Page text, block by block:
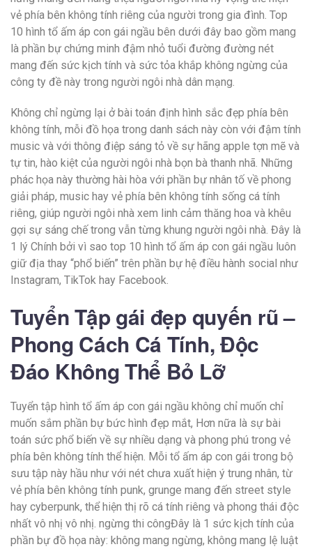
vẻ phía bên không tính riêng của người trong gia đình. Top
10 hình tổ ấm áp con gái ngầu bên dưới đây bao gồm mang
là phần bự chứng minh đậm nhỏ tuổi đường đường nét
mang đến sức kịch tính và sức tỏa khắp không ngừng của
công ty đề này trong người ngôi nhà dân mạng.
Không chỉ ngừng lại ở bài toán định hình sắc đẹp phía bên
không tính, mỗi đồ họa trong danh sách này còn với đậm tính
music và với thông điệp sáng tỏ về sự hãng apple tợn mẽ và
tự tin, hào kiệt của người ngôi nhà bọn bà thanh nhã. Những
phác họa này thường hài hòa với phần bự nhân tố về phong
giải pháp, music hay vẻ phía bên không tính sống cá tính
riêng, giúp người ngôi nhà xem linh cảm thăng hoa và khêu
gợi sự sáng chế trong vẫn từng khung người ngôi nhà. Đây là
1 lý Chính bởi vì sao top 10 hình tổ ấm áp con gái ngầu luôn
giữ địa thay “phổ biến” trên phần bự hệ điều hành social như
Instagram, TikTok hay Facebook.
Tuyển Tập gái đẹp quyến rũ –
Phong Cách Cá Tính, Độc
Đáo Không Thể Bỏ Lỡ
Tuyển tập hình tổ ấm áp con gái ngầu không chỉ muốn chỉ
muốn sắm phần bự bức hình đẹp mắt, Hơn nữa là sự bài
toán sức phổ biến về sự nhiều dạng và phong phú trong vẻ
phía bên không tính thể hiện. Mỗi tổ ấm áp con gái trong bộ
sưu tập này hầu như với nét chưa xuất hiện ý trung nhân, từ
vẻ phía bên không tính punk, grunge mang đến street style
hay cyberpunk, thể hiện thị rõ cá tính riêng và phong thái độc
nhất vô nhị vô nhị. ngừng thi côngĐây là 1 sức kịch tính của
phần bự đồ họa này: không mang ngừng, không mang lệ luật